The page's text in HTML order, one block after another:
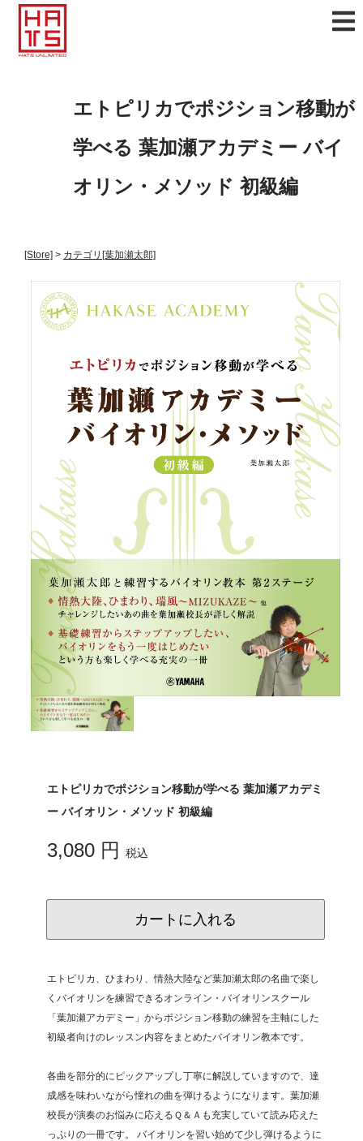
エトピリカでポジション移動が
学べる 葉加瀬アカデミー バイ
オリン・メソッド 初級編
[Store] > カテゴリ [葉加瀬太郎]
エトピリカでポジション移動が学べる 葉加瀬アカデミ
ー バイオリン・メソッド 初級編
3,080 円 税込
カートに入れる
エトピリカ、ひまわり、情熱大陸など葉加瀬太郎の名曲で楽し
くバイオリンを練習できるオンライン・バイオリンスクール
「葉加瀬アカデミー」からポジション移動の練習を主軸にした
初級者向けのレッスン内容をまとめたバイオリン教本です。
各曲を部分的にピックアップし丁寧に解説していますので、達
成感を味わいながら憧れの曲を弾けるようになります。葉加瀬
校長が演奏のお悩みに応えるＱ＆Ａも充実していて読み応えた
っぷりの一冊です。 バイオリンを習い始めて少し弾けるように